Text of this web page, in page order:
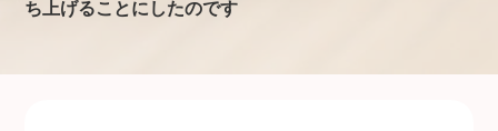
ち上げることにしたのです